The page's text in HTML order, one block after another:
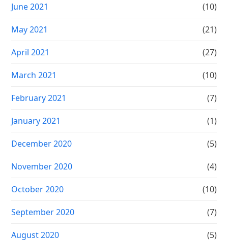
June 2021 (10)
May 2021 (21)
April 2021 (27)
March 2021 (10)
February 2021 (7)
January 2021 (1)
December 2020 (5)
November 2020 (4)
October 2020 (10)
September 2020 (7)
August 2020 (5)